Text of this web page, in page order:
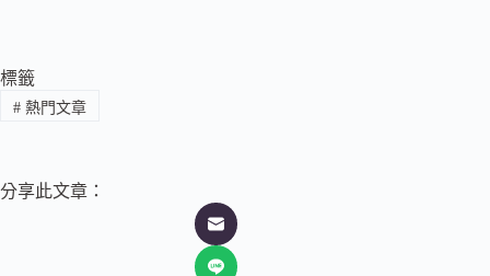
標籤
#熱門文章
分享此文章：